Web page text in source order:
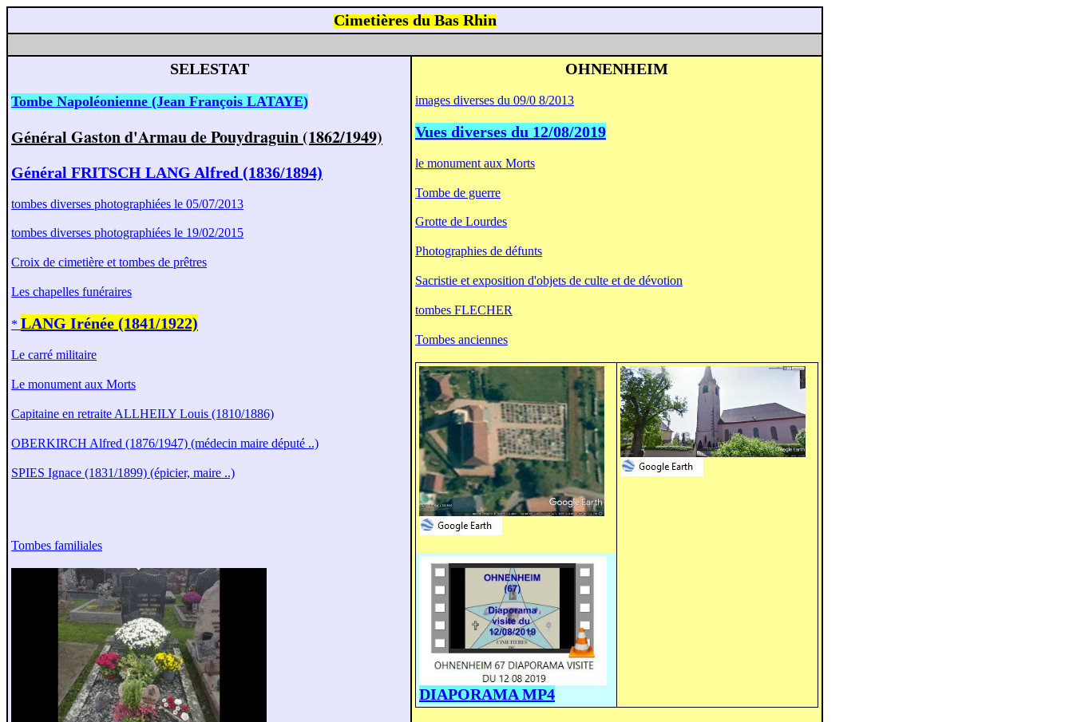
Cimetières du Bas Rhin
SELESTAT
Tombe Napoléonienne (Jean François LATAYE)
Général Gaston d'Armau de Pouydraguin (1862/1949)
Général FRITSCH LANG Alfred (1836/1894)
tombes diverses photographiées le 05/07/2013
tombes diverses photographiées le 19/02/2015
Croix de cimetière et tombes de prêtres
Les chapelles funéraires
* LANG Irénée (1841/1922)
Le carré militaire
Le monument aux Morts
Capitaine en retraite ALLHEILY Louis (1810/1886)
OBERKIRCH Alfred (1876/1947) (médecin maire député ..)
SPIES Ignace (1831/1899) (épicier, maire ..)
Tombes familiales
OHNENHEIM
images diverses du 09/0 8/2013
Vues diverses du 12/08/2019
le monument aux Morts
Tombe de guerre
Grotte de Lourdes
Photographies de défunts
Sacristie et exposition d'objets de culte et de dévotion
tombes FLECHER
Tombes anciennes
DIAPORAMA MP4